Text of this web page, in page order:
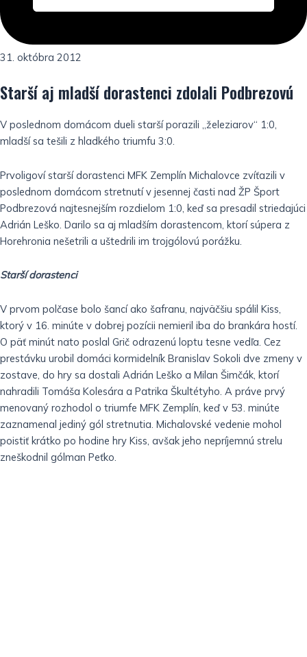
31. októbra 2012
Starší aj mladší dorastenci zdolali Podbrezovú
V poslednom domácom dueli starší porazili „železiarov“ 1:0,
mladší sa tešili z hladkého triumfu 3:0.
Prvoligoví starší dorastenci MFK Zemplín Michalovce zvíťazili v
poslednom domácom stretnutí v jesennej časti nad ŽP Šport
Podbrezová najtesnejším rozdielom 1:0, keď sa presadil striedajúci
Adrián Leško. Darilo sa aj mladším dorastencom, ktorí súpera z
Horehronia nešetrili a uštedrili im trojgólovú porážku.
Starší dorastenci
V prvom polčase bolo šancí ako šafranu, najväčšiu spálil Kiss,
ktorý v 16. minúte v dobrej pozícii nemieril iba do brankára hostí.
O päť minút nato poslal Grič odrazenú loptu tesne vedľa. Cez
prestávku urobil domáci kormidelník Branislav Sokoli dve zmeny v
zostave, do hry sa dostali Adrián Leško a Milan Šimčák, ktorí
nahradili Tomáša Kolesára a Patrika Škultétyho. A práve prvý
menovaný rozhodol o triumfe MFK Zemplín, keď v 53. minúte
zaznamenal jediný gól stretnutia. Michalovské vedenie mohol
poistiť krátko po hodine hry Kiss, avšak jeho nepríjemnú strelu
zneškodnil gólman Peťko.